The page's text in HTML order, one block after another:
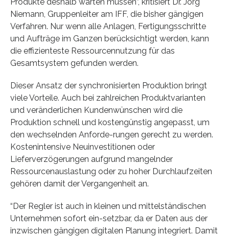
Niemann, Gruppenleiter am IFF, die bisher gängigen
Verfahren. Nur wenn alle Anlagen, Fertigungsschritte
und Aufträge im Ganzen berücksichtigt werden, kann
die effizienteste Ressourcennutzung für das
Gesamtsystem gefunden werden.
Dieser Ansatz der synchronisierten Produktion bringt
viele Vorteile. Auch bei zahlreichen Produktvarianten
und veränderlichen Kundenwünschen wird die
Produktion schnell und kostengünstig angepasst, um
den wechselnden Anforde-rungen gerecht zu werden.
Kostenintensive Neuinvestitionen oder
Lieferverzögerungen aufgrund mangelnder
Ressourcenauslastung oder zu hoher Durchlaufzeiten
gehören damit der Vergangenheit an.
“Der Regler ist auch in kleinen und mittelständischen
Unternehmen sofort ein-setzbar, da er Daten aus der
inzwischen gängigen digitalen Planung integriert. Damit